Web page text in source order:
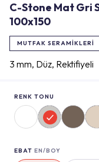
C-Stone Mat Gri
100x150
MUTFAK SERAMIKLERI
3 mm, Düz, Rektifiyeli
RENK TONU
EBAT EN/BOY